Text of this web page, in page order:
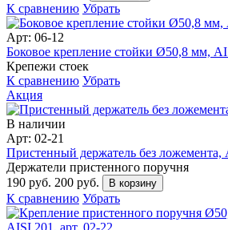
К сравнению Убрать
Арт: 06-12
Боковое крепление стойки Ø50,8 мм,
Крепежи стоек
К сравнению Убрать
Акция
В наличии
Арт: 02-21
Пристенный держатель без ложемента,
Держатели пристенного поручня
190 руб. 200 руб. В корзину
К сравнению Убрать